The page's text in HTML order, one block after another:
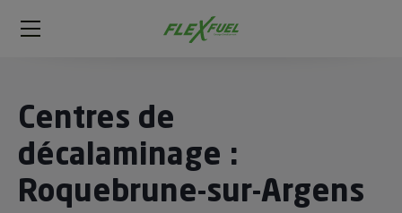
FlexFuel
Méga
Centres de
décalaminage :
Roquebrune-sur-Argens